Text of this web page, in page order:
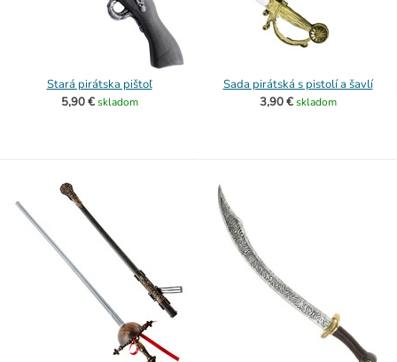
Stará pirátska pištoľ
5,90 € skladom
Sada pirátská s pistolí a šavlí
3,90 € skladom